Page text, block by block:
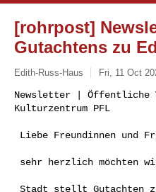
[rohrpost]
Gutachtens zu
Edith-Russ-Haus Fri, 11 Oct
Newsletter | Öffentliche
Kulturzentrum PFL